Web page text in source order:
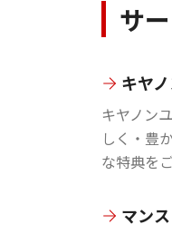
サ
キヤ
キヤノン
しく・豊
な特典を
マン